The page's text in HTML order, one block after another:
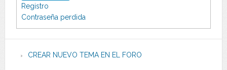
Registro
Contraseña perdida
CREAR NUEVO TEMA EN EL FORO